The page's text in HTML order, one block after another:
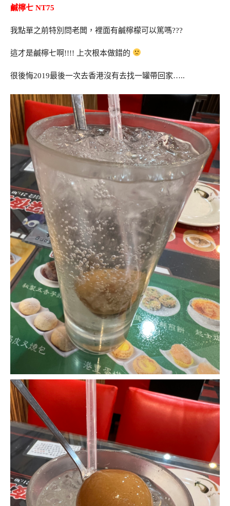
鹹檸七 NT75
我點單之前特別問老闆，裡面有鹹檸檬可以篤嗎???
這才是鹹檸七啊!!!! 上次根本做錯的
很後悔2019最後一次去香港沒有去找一罐帶回家…..